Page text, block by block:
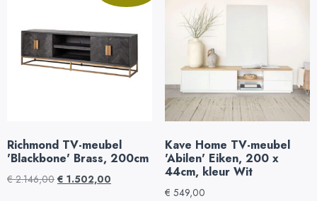
Richmond TV-meubel
'Blackbone' Brass, 200cm
€2.146,00 € 1.502,00
Kave Home TV-meubel
'Abilen' Eiken, 200 x
44cm, kleur Wit
€ 549,00